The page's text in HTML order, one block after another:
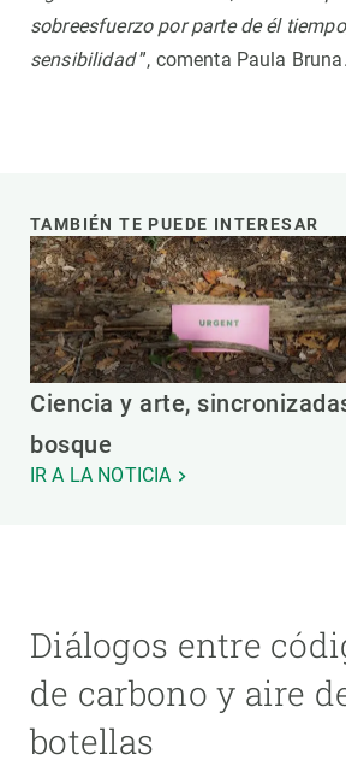
sobreesfuerzo por parte de él
sensibilidad”, comenta Paula Bruna.
TAMBIÉN TE PUEDE INTERESAR
Ciencia y arte,
bosque
IR A LA NOTICIA
Diálogos entre
de carbono y aire
botellas